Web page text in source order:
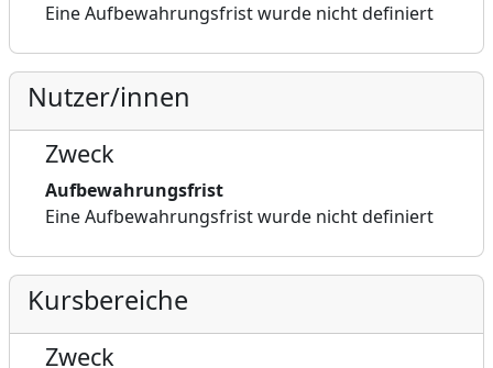
Eine Aufbewahrungsfrist wurde nicht definiert
Nutzer/innen
Zweck
Aufbewahrungsfrist
Eine Aufbewahrungsfrist wurde nicht definiert
Kursbereiche
Zweck